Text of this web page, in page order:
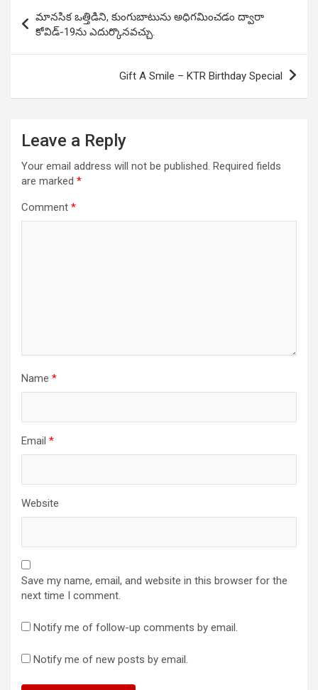
navigation
మానసిక ఒత్తిడిని, కుంగుబాటును అధిగమించడం ద్వారా
కోవిడ్-19ను ఎదుర్కొనవచ్చు.
Gift A Smile – KTR Birthday Special
Leave a Reply
Your email address will not be published. Required fields
are marked *
Comment *
Name *
Email *
Website
Save my name, email, and website in this browser for the
next time I comment.
Notify me of follow-up comments by email.
Notify me of new posts by email.